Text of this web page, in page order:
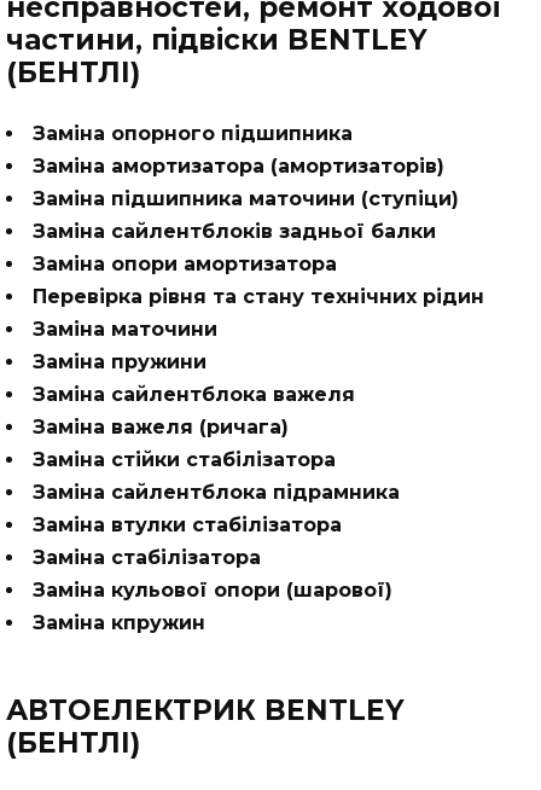
частини, підвіски BENTLEY
(БЕНТЛІ)
Заміна опорного підшипника
Заміна амортизатора (амортизаторів)
Заміна підшипника маточини (ступіци)
Заміна сайлентблоків задньої балки
Заміна опори амортизатора
Перевірка рівня та стану технічних рідин
Заміна маточини
Заміна пружини
Заміна сайлентблока важеля
Заміна важеля (ричага)
Заміна стійки стабілізатора
Заміна сайлентблока підрамника
Заміна втулки стабілізатора
Заміна стабілізатора
Заміна кульової опори (шарової)
Заміна кпружин
АВТОЕЛЕКТРИК BENTLEY
(БЕНТЛІ)